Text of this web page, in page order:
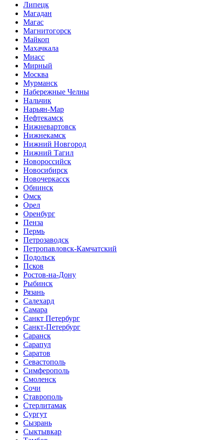
Липецк
Магадан
Магас
Магнитогорск
Майкоп
Махачкала
Миасс
Мирный
Москва
Мурманск
Набережные Челны
Нальчик
Нарьян-Мар
Нефтекамск
Нижневартовск
Нижнекамск
Нижний Новгород
Нижний Тагил
Новороссийск
Новосибирск
Новочеркасск
Обнинск
Омск
Орел
Оренбург
Пенза
Пермь
Петрозаводск
Петропавловск-Камчатский
Подольск
Псков
Ростов-на-Дону
Рыбинск
Рязань
Салехард
Самара
Санкт Петербург
Санкт-Петербург
Саранск
Сарапул
Саратов
Севастополь
Симферополь
Смоленск
Сочи
Ставрополь
Стерлитамак
Сургут
Сызрань
Сыктывкар